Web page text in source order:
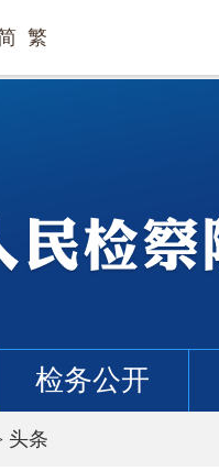
繁
检务公开
头条